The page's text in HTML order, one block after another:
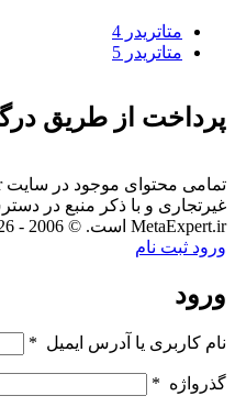
متاتريدر 4
متاتريدر 5
پرداخت از طریق
غیرتجاری و با ذکر منبع در
MetaExpert.ir است. © 2006 - 2026
ورود ثبت نام
ورود
نام کاربری یا آدرس ایمیل *
گذرواژه *